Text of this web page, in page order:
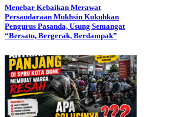
Menebar Kebaikan Merawat
Persaudaraan Mukhsin Kukuhkan
Pengurus Pasanda, Usung Semangat
“Bersatu, Bergerak, Berdampak”